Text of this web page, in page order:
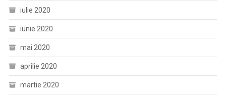
iulie 2020
iunie 2020
mai 2020
aprilie 2020
martie 2020